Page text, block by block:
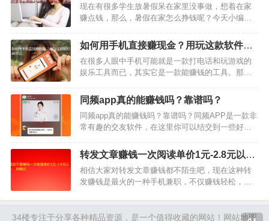
下面给大家推荐两…
钱方法
现在有很多学生放暑假呆在家里没事做，想着在家
赚点钱，那么，暑假在家怎么挣钱呢？今天小编就
小编亲测过的，赚钱没有问题，还不懂暑假怎么赚
钱的朋友，赶紧看下吧。 第…
如何用手机直接赚现金？用玩这款软件就
可以
在很多人眼中手机可能就是一款打电话和玩游戏的
娱乐工具而已，其实它是一款能赚钱的工具。那么
赚钱的软件就可以实现了。在此我推荐大家下载个
趣闲赚任务赚钱软件，只要你每天在上面做任务赚
钱即可实现。…
同频app真的能赚钱吗？靠谱吗？
同频app真的能赚钱吗？靠谱吗？同频APP是一款非
常有趣的交友软件，在这里你可以结交到一些好
是小圈子。目前同频上面有领红包活动，新用户下
载之后登陆送85电池奖励，电池是平台提现的唯一
凭证，通过完成…
转发文章赚钱一次阅读单价1元-2.8元以
上，别错过
相信大家对转发文章赚钱都不陌生吧，现在这种转
发赚钱是最火的一种手机兼职，不仅赚钱轻松，而
加的人够多，那么，你每天通过转发文章就可以轻
34楼专注于分享各种精品资源，是一个值得收藏的网站！ 网站地图